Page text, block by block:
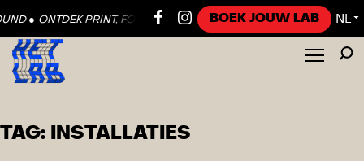
● ONTDEK PRINT, FOTO, VIDEO EN SOUND ● ONTDEK PRINT,
BOEK JOUW LAB NL ▼
TAG: INSTALLATIES